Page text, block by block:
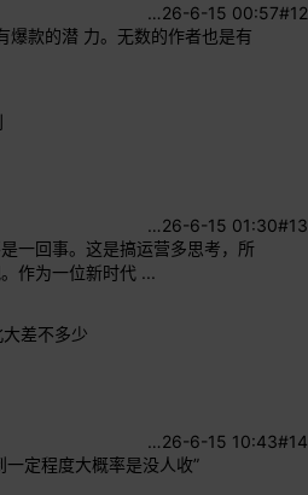
#12
26-6-15 00:57
…
爆款的潜 力。无数的作者也是有
#13
26-6-15 01:30
…
一回事。这是搞运营多思考，所
作为一位新时代 ...
差不多少
#14
26-6-15 10:43
…
一定程度大概率是没人收”